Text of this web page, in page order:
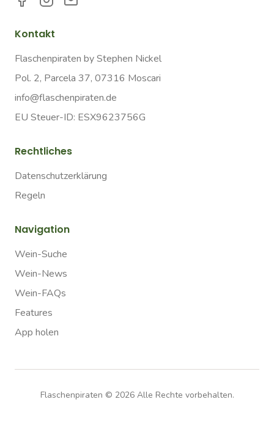
Kontakt
Flaschenpiraten by Stephen Nickel
Pol. 2, Parcela 37, 07316 Moscari
info@flaschenpiraten.de
EU Steuer-ID: ESX9623756G
Rechtliches
Datenschutzerklärung
Regeln
Navigation
Wein-Suche
Wein-News
Wein-FAQs
Features
App holen
Flaschenpiraten © 2026Alle Rechte vorbehalten.